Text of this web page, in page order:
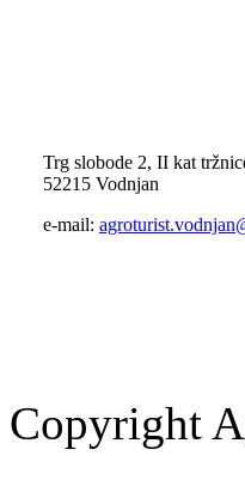
Trg slobode 2, II kat
52215 Vodnjan
e-mail:
Copyright